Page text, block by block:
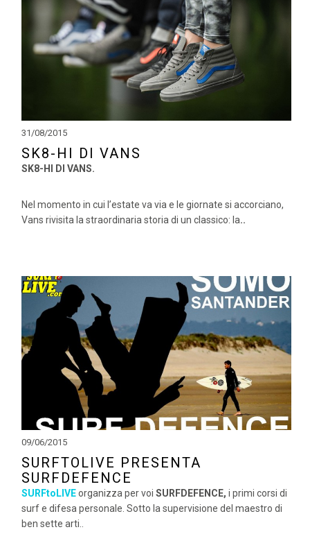
31/08/2015
SK8-HI DI VANS
SK8-HI DI VANS.
Nel momento in cui l’estate va via e le giornate si accorciano,
Vans rivisita la straordinaria storia di un classico: la..
09/06/2015
SURFTOLIVE PRESENTA
SURFDEFENCE
SURFtoLIVEorganizza per voi SURFDEFENCE, i primi corsi di
surf e difesa personale. Sotto la supervisione del maestro di
ben sette arti..